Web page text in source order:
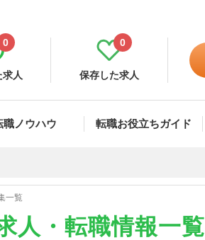
人
0
保存した求人
0
職ノウハウ 転職お役立ちガイド
一覧
人・転職情報一覧